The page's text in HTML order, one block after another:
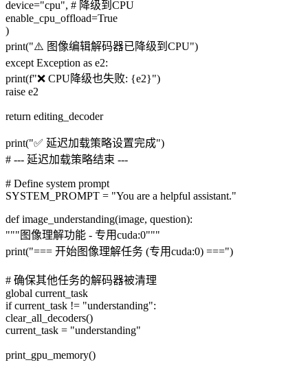
device="cpu", # 降级到CPU
enable_cpu_offload=True
)
print("⚠️ 图像编辑解码器已降级到CPU")
except Exception as e2:
print(f"❌ CPU降级也失败: {e2}")
raise e2
return editing_decoder
print("✅ 延迟加载策略设置完成")
# --- 延迟加载策略结束 ---
# Define system prompt
SYSTEM_PROMPT = "You are a helpful assistant."
def image_understanding(image, question):
"""图像理解功能 - 专用cuda:0"""
print("=== 开始图像理解任务 (专用cuda:0) ===")
# 确保其他任务的解码器被清理
global current_task
if current_task != "understanding":
clear_all_decoders()
current_task = "understanding"
print_gpu_memory()